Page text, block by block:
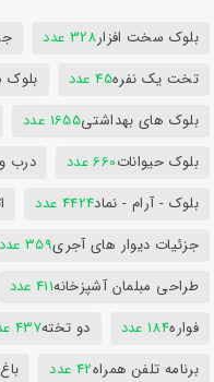
بلوک سخت افزار328 عدد
تخت یک نفره45 عدد بلوک
بلوک های بهداشتی1655 عدد
بلوک حیوانات660 عدد درب
بلوک - آرام - نماد4424 عدد
جزئیات دیوار های آجری359 عدد
طراحی مبلمان آشپزخانه411 عدد
فواره184 عدد دو تخته437 عدد
برنامه تلفن همراه42 عدد